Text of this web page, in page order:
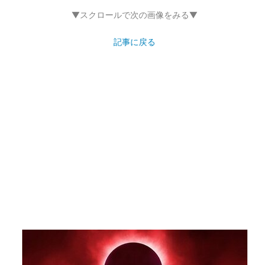
▼スクロールで次の画像をみる▼
記事に戻る